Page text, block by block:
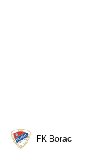
FK Borac